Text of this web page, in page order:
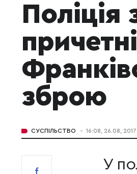
Поліція
зброю
СУСПІЛЬСТВО 16:08, 26.08, 2017
У